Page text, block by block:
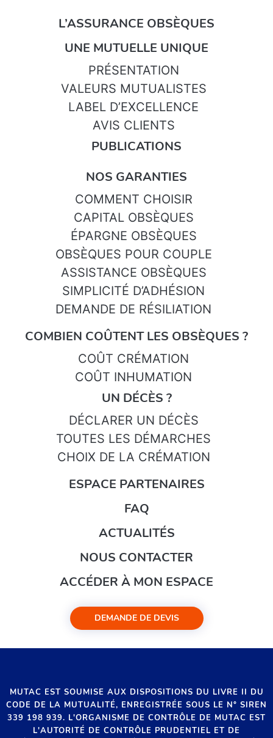
L’ASSURANCE OBSÈQUES
UNE MUTUELLE UNIQUE
PRÉSENTATION
VALEURS MUTUALISTES
LABEL D’EXCELLENCE
AVIS CLIENTS
PUBLICATIONS
NOS GARANTIES
COMMENT CHOISIR
CAPITAL OBSÈQUES
ÉPARGNE OBSÈQUES
OBSÈQUES POUR COUPLE
ASSISTANCE OBSÈQUES
SIMPLICITÉ D’ADHÉSION
DEMANDE DE RÉSILIATION
COMBIEN COÛTENT LES OBSÈQUES ?
COÛT CRÉMATION
COÛT INHUMATION
UN DÉCÈS ?
DÉCLARER UN DÉCÈS
TOUTES LES DÉMARCHES
CHOIX DE LA CRÉMATION
ESPACE PARTENAIRES
FAQ
ACTUALITÉS
NOUS CONTACTER
ACCÉDER À MON ESPACE
DEMANDE DE DEVIS
MUTAC EST SOUMISE AUX DISPOSITIONS DU LIVRE II DU
CODE DE LA MUTUALITÉ, ENREGISTRÉE SOUS LE N° SIREN
339 198 939. L'ORGANISME DE CONTRÔLE DE MUTAC EST
L'AUTORITÉ DE CONTRÔLE PRUDENTIEL ET DE